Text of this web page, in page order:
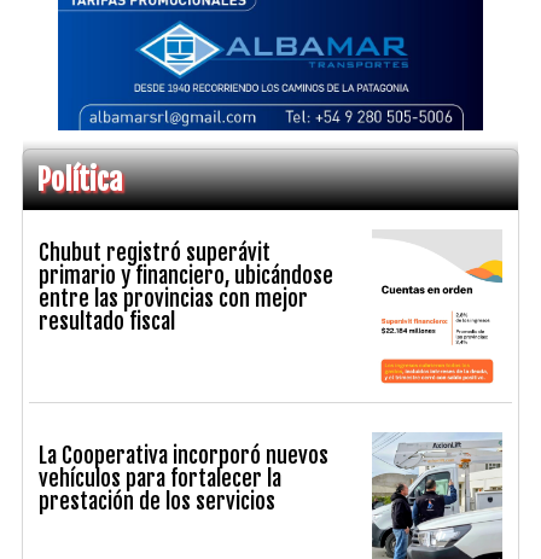
Política
Chubut registró superávit
primario y financiero, ubicándose
entre las provincias con mejor
resultado fiscal
La Cooperativa incorporó nuevos
vehículos para fortalecer la
prestación de los servicios